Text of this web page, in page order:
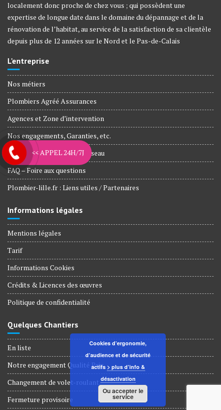
localement donc proche de chez vous ; qui possèdent une
expertise de longue date dans le domaine du dépannage et de la
rénovation de l’habitat, au service de la satisfaction de sa clientèle
depuis plus de 12 années sur le Nord et le Pas-de-Calais
L’entreprise
Nos métiers
Plombiers Agréé Assurances
Agences et Zone d’intervention
Nos engagements, Garanties, etc.
Artisans rejoignez notre réseau
FAQ – Foire aux questions
Plombier-lille.fr : Liens utiles / Partenaires
Informations légales
Mentions légales
Tarif
Informations Cookies
Crédits & Licences des œuvres
Politique de confidentialité
Quelques Chantiers
En liste
Notre engagement Qualité Prix
Changement de volet-roulant
Fermeture provisoire
<< APPEL 24H/7J
Cookies d’ergonomie,
d’audience et de sécurité
actifs > plus d’info &
désactivation
Ou accepter le
service